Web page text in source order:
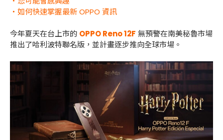
・如何快速掌握最新 OPPO 資訊
今年夏天在台上市的 OPPO Reno 12F 無預警在南美秘魯市場
推出了哈利波特聯名版，並計畫逐步推向全球市場。